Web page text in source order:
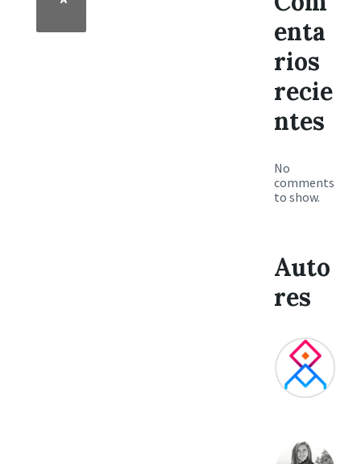
enta
rios
recie
ntes
No
comments
to show.
Auto
res